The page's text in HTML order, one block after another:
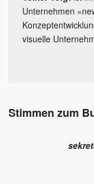
Unternehmen
visuelle
Stimmen zum